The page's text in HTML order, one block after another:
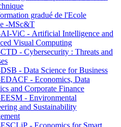
gradué de l'Ecole
-MSc&T
ViC - Artificial Intelligence and
Visual Computing
- Cybersecurity : Threats and
- Data Science for Business
- Economics, Data
and Corporate Finance
- Environmental
and Sustainability
- Economics for Smart